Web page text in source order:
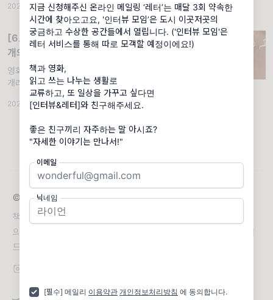
지금 신청해주신 온라인 메일링 ‘레터’는 매달 3회 약속한
시간에 찾아오고요, '인터뷰 모임’은 도시 이곳저곳의
궁금하고 수상한 공간들에서 열립니다. ('인터뷰 모임'은
레터 서비스를 통해 따로 모객할 예정이에요!)
책과 영화,
읽고 쓰는 나누는 생활로
교류하고, 또 일상을 가꾸고 싶다면
[인터뷰&레터]와 친구해주세요.
좋은 친구끼리 자주하는 말 아시죠?
이메일
닉네임
[필수] 메일리 이용약관 개인정보처리방침 에 동의합니다.
거다. 모든 사람은 자신만의 이야기를 가지고
있으니, 같은 시공간을 견디
2025.04.15 · 조회 560 · 댓글 4
[6月 프리뷰 매거진] 6월엔 차한비와 세
개의 마감을🌈
영화저널리스트 차한비의『모든 소란을 무지
개라고 바꿔 적는다』. ‘인터뷰&레터’는 조금은
쑥스러운 마음들을 위한 ‘읽고 쓰고 공유하기’
연습입니다. 주로 에세이와 리뷰 쓰기에 관한
달의 작가와 책
2025.06.01 · 조회 783
© 2026 인터뷰 앤드 레터
책과 영화를 아끼는 당신께 띄우는 텍스트 기획자 임유청
의 ‘읽고 쓰고 공유하기’ 활동 일지. 매달 3회, 맛있는 점심
드시고 메일함을 열어보세요!